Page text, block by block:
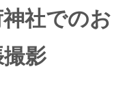
社でのお
影